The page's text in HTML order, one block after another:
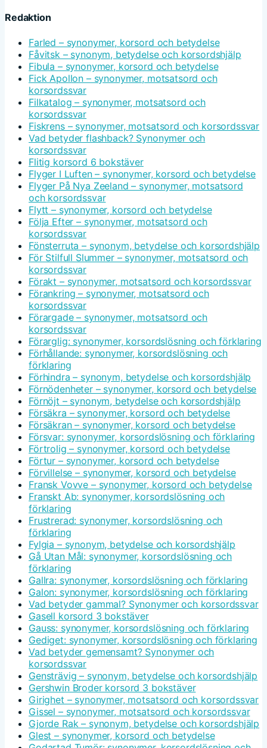
Redaktion
Farled – synonymer, korsord och betydelse
Fåvitsk – synonym, betydelse och korsordshjälp
Fibula – synonymer, korsord och betydelse
Fick Apollon – synonymer, motsatsord och
korsordssvar
Filkatalog – synonymer, motsatsord och
korsordssvar
Fiskrens – synonymer, motsatsord och korsordssvar
Vad betyder flashback? Synonymer och
korsordssvar
Flitig korsord 6 bokstäver
Flyger I Luften – synonymer, korsord och betydelse
Flyger På Nya Zeeland – synonymer, motsatsord
och korsordssvar
Flytt – synonymer, korsord och betydelse
Följa Efter – synonymer, motsatsord och
korsordssvar
Fönsterruta – synonym, betydelse och korsordshjälp
För Stilfull Slummer – synonymer, motsatsord och
korsordssvar
Förakt – synonymer, motsatsord och korsordssvar
Förankring – synonymer, motsatsord och
korsordssvar
Förargade – synonymer, motsatsord och
korsordssvar
Förarglig: synonymer, korsordslösning och förklaring
Förhållande: synonymer, korsordslösning och
förklaring
Förhindra – synonym, betydelse och korsordshjälp
Förnödenheter – synonymer, korsord och betydelse
Förnöjt – synonym, betydelse och korsordshjälp
Försäkra – synonymer, korsord och betydelse
Försäkran – synonymer, korsord och betydelse
Försvar: synonymer, korsordslösning och förklaring
Förtrolig – synonymer, korsord och betydelse
Förtur – synonymer, korsord och betydelse
Förvillelse – synonymer, korsord och betydelse
Fransk Vovve – synonymer, korsord och betydelse
Franskt Ab: synonymer, korsordslösning och
förklaring
Frustrerad: synonymer, korsordslösning och
förklaring
Fylgia – synonym, betydelse och korsordshjälp
Gå Utan Mål: synonymer, korsordslösning och
förklaring
Gallra: synonymer, korsordslösning och förklaring
Galon: synonymer, korsordslösning och förklaring
Vad betyder gammal? Synonymer och korsordssvar
Gasell korsord 3 bokstäver
Gauss: synonymer, korsordslösning och förklaring
Gediget: synonymer, korsordslösning och förklaring
Vad betyder gemensamt? Synonymer och
korsordssvar
Gensträvig – synonym, betydelse och korsordshjälp
Gershwin Broder korsord 3 bokstäver
Girighet – synonymer, motsatsord och korsordssvar
Gissel – synonymer, motsatsord och korsordssvar
Gjorde Rak – synonym, betydelse och korsordshjälp
Glest – synonymer, korsord och betydelse